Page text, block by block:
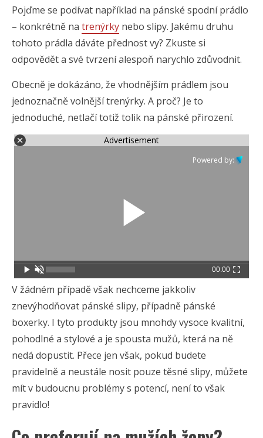
Pojďme se podívat například na pánské spodní prádlo
– konkrétně na trenýrky nebo slipy. Jakému druhu
tohoto prádla dáváte přednost vy? Zkuste si
odpovědět a své tvrzení alespoň narychlo zdůvodnit.
Obecně je dokázáno, že vhodnějším prádlem jsou
jednoznačně volnější trenýrky. A proč? Je to
jednoduché, netlačí totiž tolik na pánské přirození.
Advertisement
Powered by:
00:00
V žádném případě však nechceme jakkoliv
znevýhodňovat pánské slipy, případně pánské
boxerky. I tyto produkty jsou mnohdy vysoce kvalitní,
pohodlné a stylové a je spousta mužů, která na ně
nedá dopustit. Přece jen však, pokud budete
pravidelně a neustále nosit pouze těsné slipy, můžete
mít v budoucnu problémy s potencí, není to však
pravidlo!